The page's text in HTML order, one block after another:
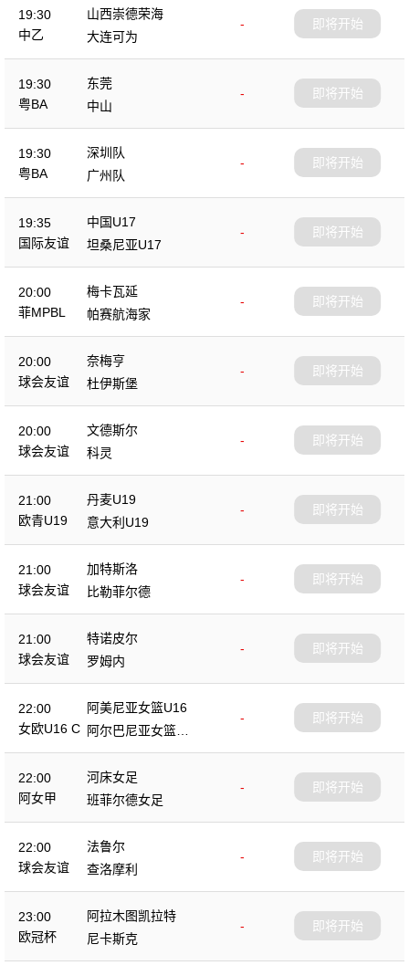
19:30
中乙
山西崇德荣海
-
大连可为
即将开始
19:30
粤BA
东莞
-
中山
即将开始
19:30
粤BA
深圳队
-
广州队
即将开始
19:35
国际友谊
中国U17
-
坦桑尼亚U17
即将开始
20:00
菲MPBL
梅卡瓦延
-
帕赛航海家
即将开始
20:00
球会友谊
奈梅亨
-
杜伊斯堡
即将开始
20:00
球会友谊
文德斯尔
-
科灵
即将开始
21:00
欧青U19
丹麦U19
-
意大利U19
即将开始
21:00
球会友谊
加特斯洛
-
比勒菲尔德
即将开始
21:00
球会友谊
特诺皮尔
-
罗姆内
即将开始
22:00
女欧U16 C
阿美尼亚女篮U16
-
阿尔巴尼亚女篮U1
6
即将开始
22:00
阿女甲
河床女足
-
班菲尔德女足
即将开始
22:00
球会友谊
法鲁尔
-
查洛摩利
即将开始
23:00
欧冠杯
阿拉木图凯拉特
-
尼卡斯克
即将开始